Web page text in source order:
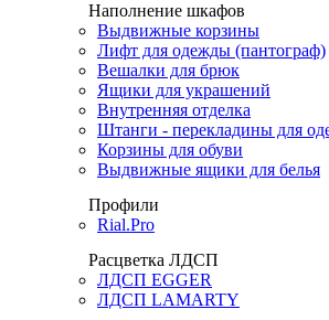
Наполнение шкафов
Выдвижные корзины
Лифт для одежды (пантограф)
Вешалки для брюк
Ящики для украшений
Внутренняя отделка
Штанги - перекладины для
Корзины для обуви
Выдвижные ящики для белья
Профили
Rial.Pro
Расцветка ЛДСП
ЛДСП EGGER
ЛДСП LAMARTY